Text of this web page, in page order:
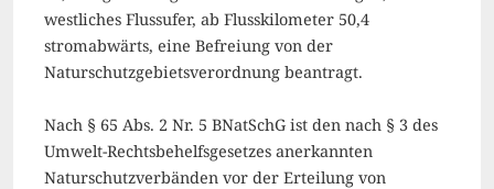
westliches Flussufer, ab Flusskilometer 50,4
stromabwärts, eine Befreiung von der
Naturschutzgebietsverordnung beantragt.
Nach § 65 Abs. 2 Nr. 5 BNatSchG ist den nach § 3 des
Umwelt-Rechtsbehelfsgesetzes anerkannten
Naturschutzverbänden vor der Erteilung von